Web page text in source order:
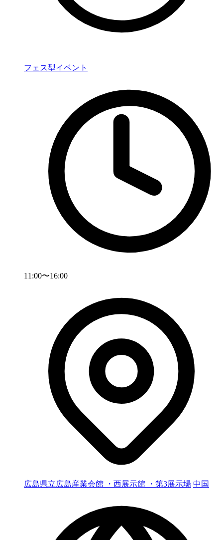
フェス型イベント
11:00〜16:00
広島県立広島産業会館 ・西展示館 ・第3展示場 中国